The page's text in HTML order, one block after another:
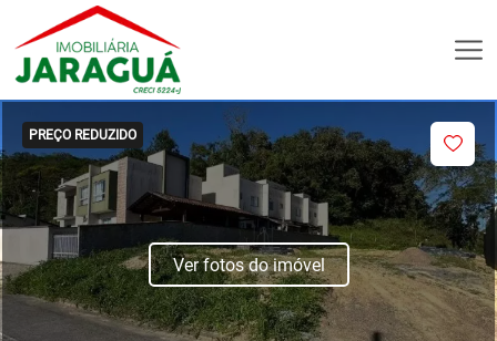
PREÇO REDUZIDO
Ver fotos do imóvel